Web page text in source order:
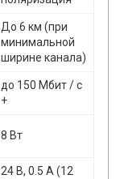
До 6 км (при
минимальной
ширине канала)
до 150 Мбит / с
+
8 Вт
24 В, 0.5 А (12